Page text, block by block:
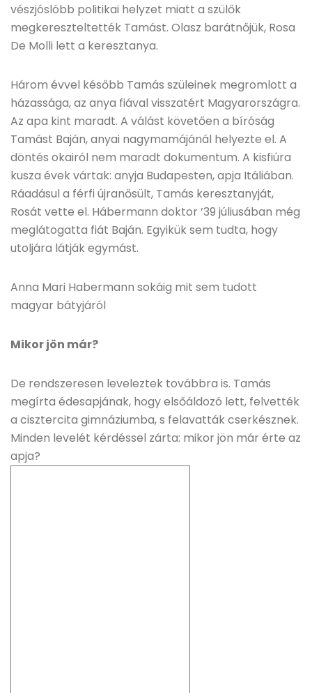
vészjóslóbb politikai helyzet miatt a szülők
megkereszteltették Tamást. Olasz barátnőjük, Rosa
De Molli lett a keresztanya.
Három évvel később Tamás szüleinek megromlott a
házassága, az anya fiával visszatért Magyarországra.
Az apa kint maradt. A válást követően a bíróság
Tamást Baján, anyai nagymamájánál helyezte el. A
döntés okairól nem maradt dokumentum. A kisfiúra
kusza évek vártak: anyja Budapesten, apja Itáliában.
Ráadásul a férfi újranősült, Tamás keresztanyját,
Rosát vette el. Hábermann doktor ’39 júliusában még
meglátogatta fiát Baján. Egyikük sem tudta, hogy
utoljára látják egymást.
Anna Mari Habermann sokáig mit sem tudott
magyar bátyjáról
Mikor jön már?
De rendszeresen leveleztek továbbra is. Tamás
megírta édesapjának, hogy elsőáldozó lett, felvették
a cisztercita gimnáziumba, s felavatták cserkésznek.
Minden levelét kérdéssel zárta: mikor jön már érte az
apja?